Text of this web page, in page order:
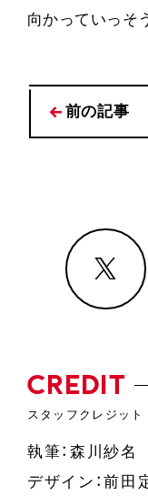
向かっていっそ
前の記事
CREDIT
執筆：森川紗名
デザイン：前田